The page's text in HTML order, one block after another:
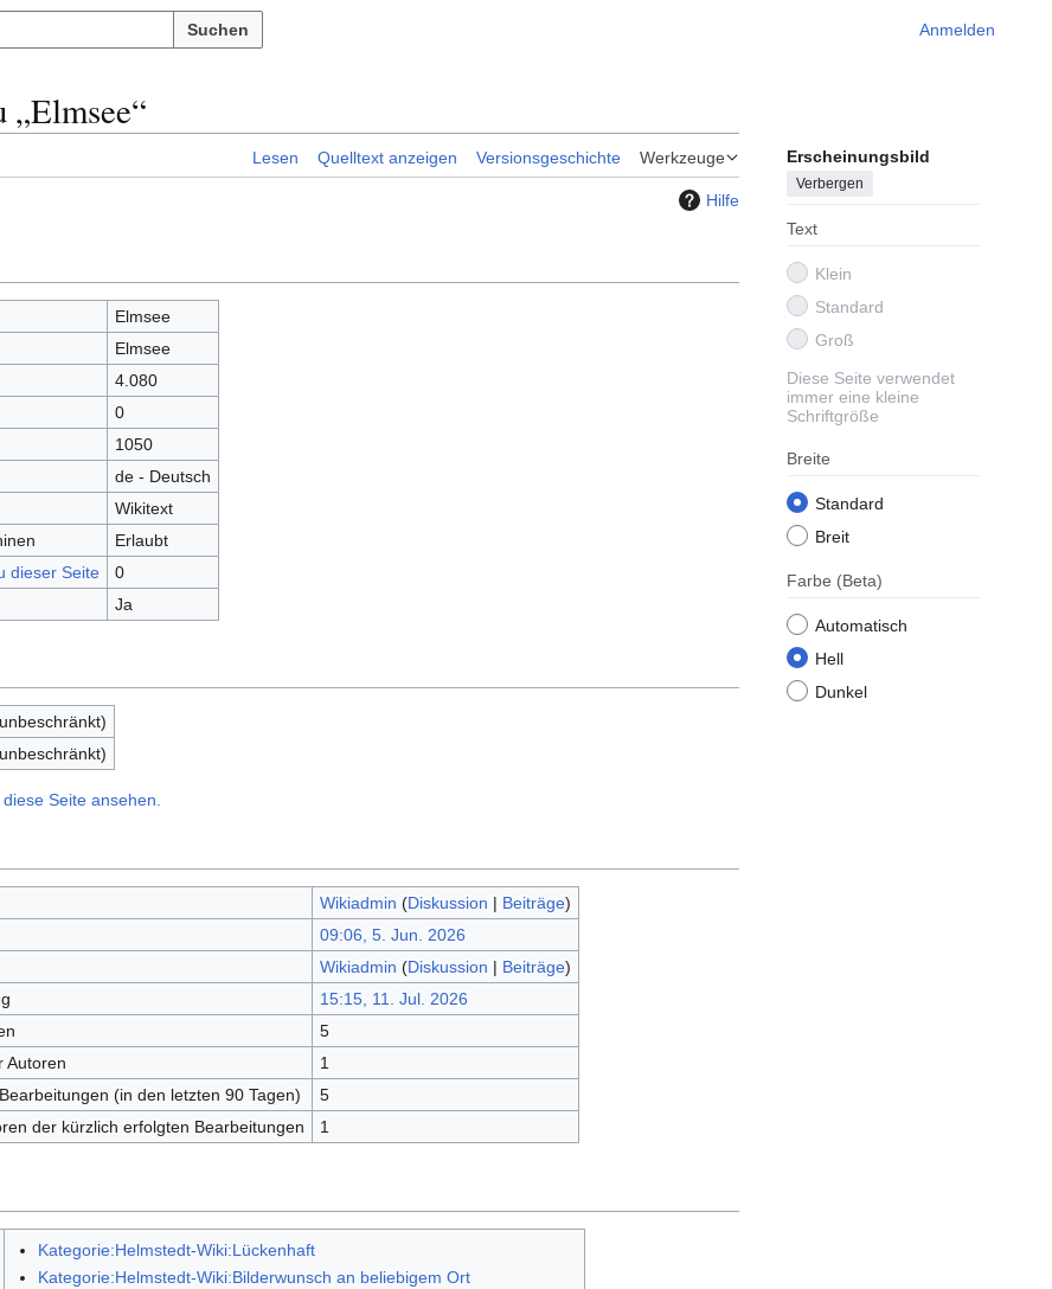
Suchen Anmelden
Lesen Quelltext anzeigen Versionsgeschichte Werkzeuge Erscheinungsbild
Verbergen
Text
Klein
Standard
Groß
Diese Seite verwendet
immer eine kleine
Schriftgröße
Breite
Standard
Breit
Farbe (Beta)
Automatisch
Hell
Dunkel
Hilfe
Elmsee
Elmsee
4.080
0
1050
de - Deutsch
Wikitext
Erlaubt
dieser Seite
0
Ja
Seite ansehen.
Wikiadmin (Diskussion | Beiträge)
09:06, 5. Jun. 2026
Wikiadmin (Diskussion | Beiträge)
15:15, 11. Jul. 2026
5
Autoren
1
(in den letzten 90 Tagen)
5
der kürzlich erfolgten Bearbeitungen
1
Kategorie:Helmstedt-Wiki:Lückenhaft
Kategorie:Helmstedt-Wiki:Bilderwunsch an beliebigem Ort